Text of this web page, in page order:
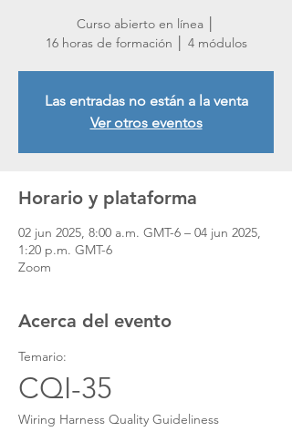
Curso abierto en línea │
16 horas de formación │ 4 módulos
Las entradas no están a la venta
Ver otros eventos
Horario y plataforma
02 jun 2025, 8:00 a.m. GMT-6 – 04 jun 2025,
1:20 p.m. GMT-6
Zoom
Acerca del evento
Temario:
CQI-35
Wiring Harness Quality Guideliness